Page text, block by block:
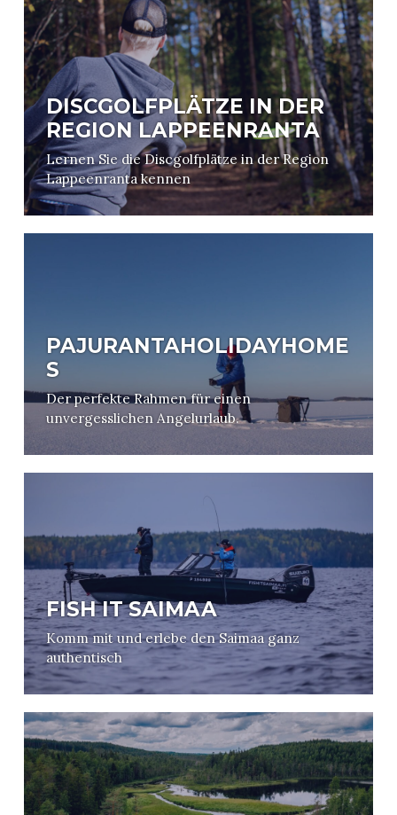
DISCGOLFPLÄTZE IN DER
REGION LAPPEENRANTA
Lernen Sie die Discgolfplätze in der Region
Lappeenranta kennen
PAJURANTAHOLIDAYHOME
S
Der perfekte Rahmen für einen
unvergesslichen Angelurlaub.
FISH IT SAIMAA
Komm mit und erlebe den Saimaa ganz
authentisch